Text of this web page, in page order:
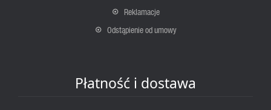
Reklamacje
Odstąpienie od umowy
Płatność i dostawa